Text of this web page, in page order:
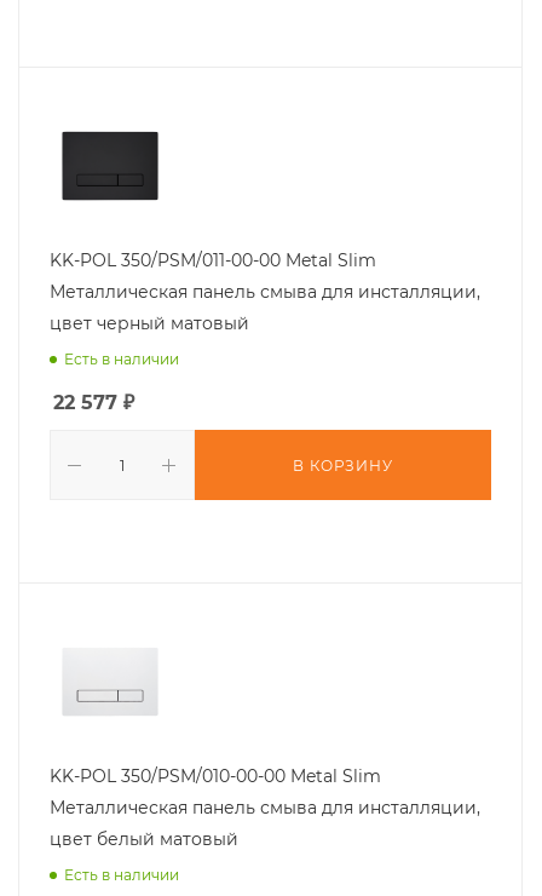
KK-POL 350/PSM/011-00-00 Metal Slim
Металлическая панель смыва для инсталляции,
цвет черный матовый
Есть в наличии
22 577 ₽
В КОРЗИНУ
KK-POL 350/PSM/010-00-00 Metal Slim
Металлическая панель смыва для инсталляции,
цвет белый матовый
Есть в наличии